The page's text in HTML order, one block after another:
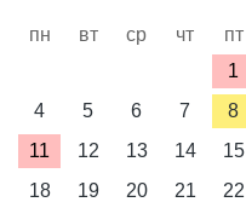
пн вт ср чт пт
1
4
5 6 7 8
11
12 13 14 15
18
19 20 21 22